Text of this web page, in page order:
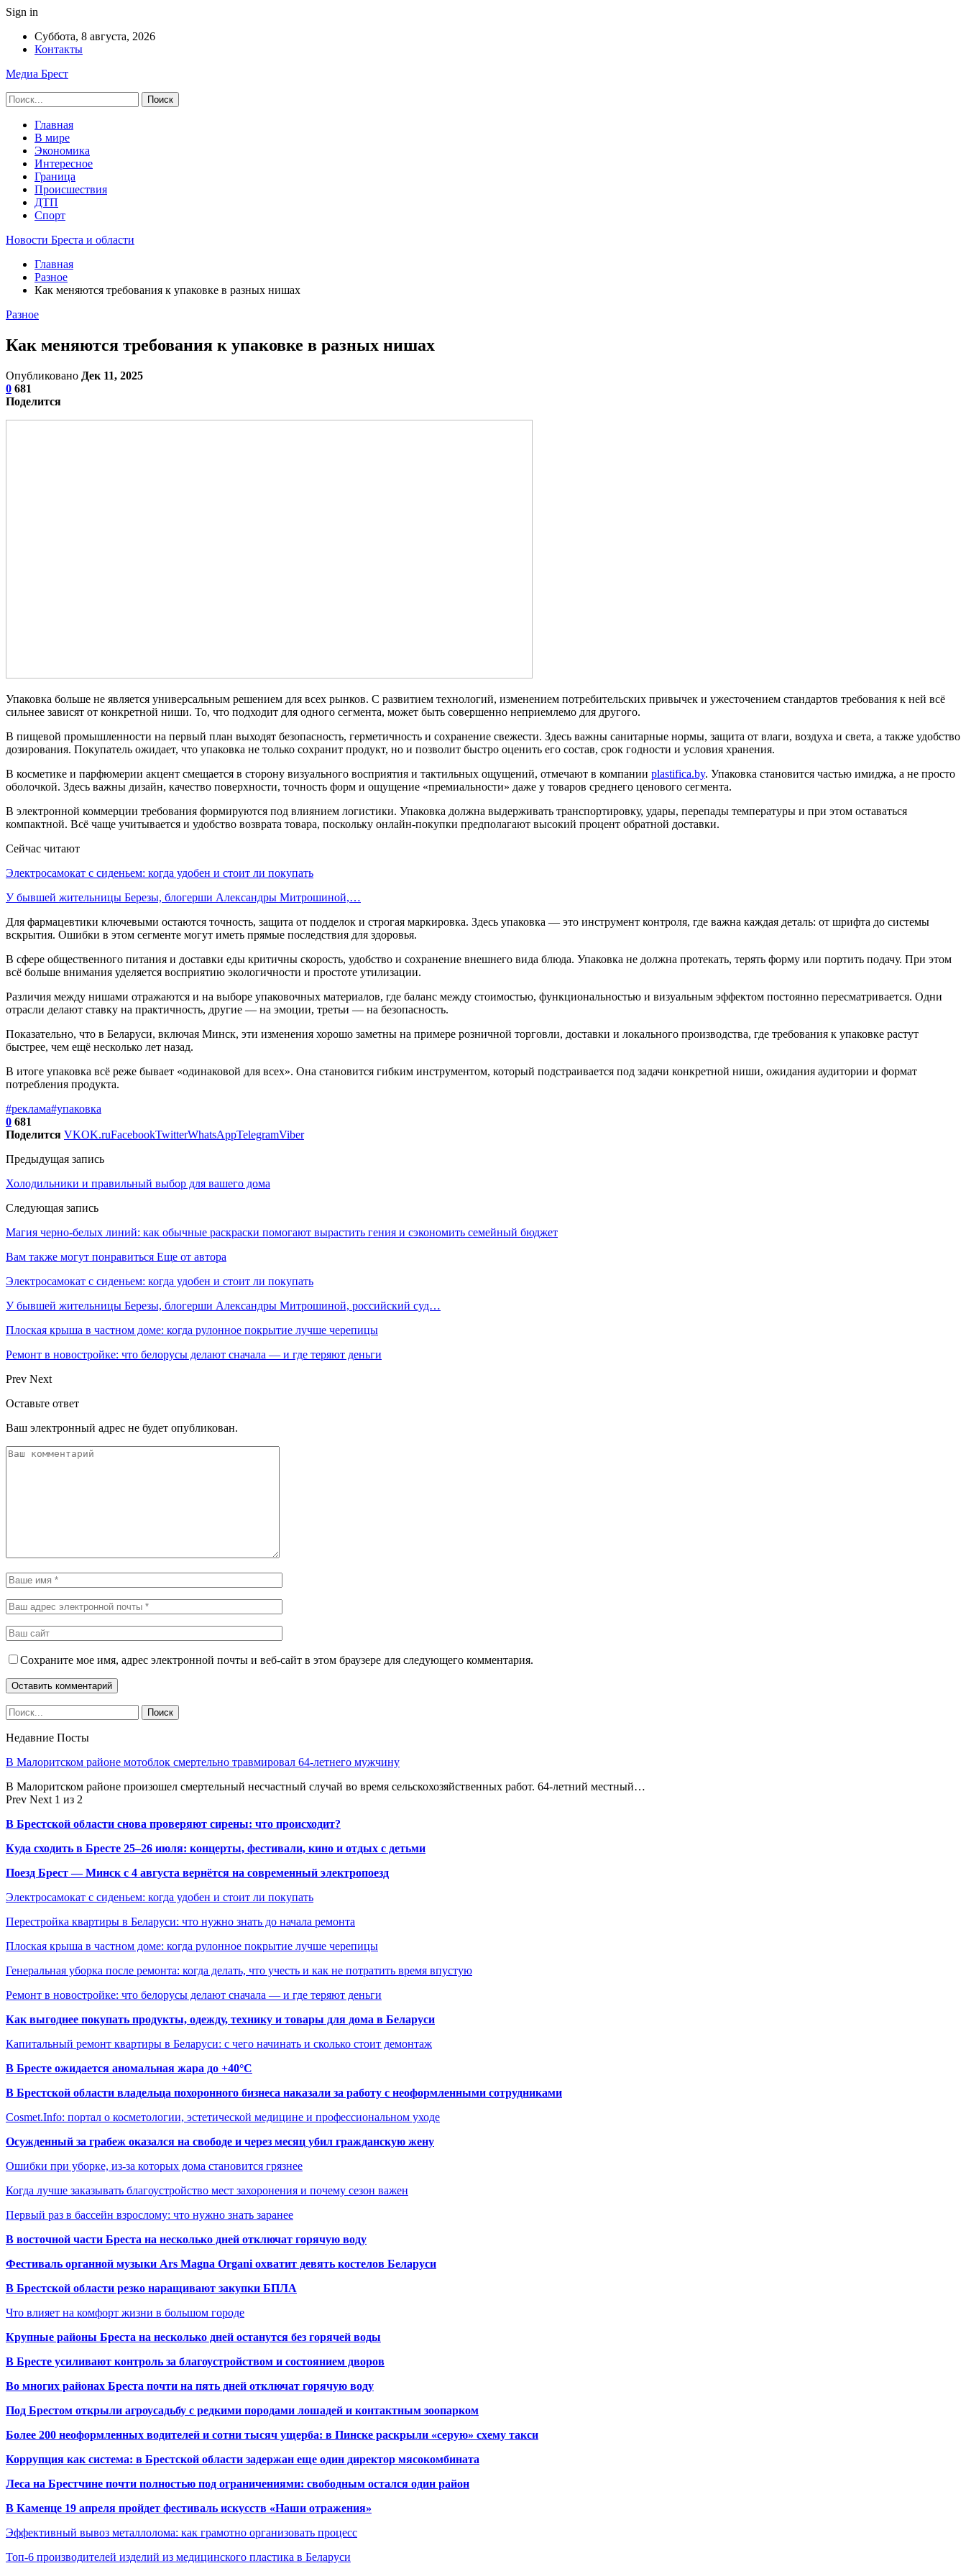
Sign in
Суббота, 8 августа, 2026
Контакты
Медиа Брест
Главная
В мире
Экономика
Интересное
Граница
Происшествия
ДТП
Спорт
Новости Бреста и области
Главная
Разное
Как меняются требования к упаковке в разных нишах
Разное
Как меняются требования к упаковке в разных нишах
Опубликовано Дек 11, 2025
0 681
Поделится
Упаковка больше не является универсальным решением для всех рынков. С развитием технологий, изменением потребительских привычек и ужесточением стандартов требования к ней всё
сильнее зависят от конкретной ниши. То, что подходит для одного сегмента, может быть совершенно неприемлемо для другого.
В пищевой промышленности на первый план выходят безопасность, герметичность и сохранение свежести. Здесь важны санитарные нормы, защита от влаги, воздуха и света, а также удобство
дозирования. Покупатель ожидает, что упаковка не только сохранит продукт, но и позволит быстро оценить его состав, срок годности и условия хранения.
В косметике и парфюмерии акцент смещается в сторону визуального восприятия и тактильных ощущений, отмечают в компании plastifica.by. Упаковка становится частью имиджа, а не просто
оболочкой. Здесь важны дизайн, качество поверхности, точность форм и ощущение «премиальности» даже у товаров среднего ценового сегмента.
В электронной коммерции требования формируются под влиянием логистики. Упаковка должна выдерживать транспортировку, удары, перепады температуры и при этом оставаться
компактной. Всё чаще учитывается и удобство возврата товара, поскольку онлайн-покупки предполагают высокий процент обратной доставки.
Сейчас читают
Электросамокат с сиденьем: когда удобен и стоит ли покупать
У бывшей жительницы Березы, блогерши Александры Митрошиной,…
Для фармацевтики ключевыми остаются точность, защита от подделок и строгая маркировка. Здесь упаковка — это инструмент контроля, где важна каждая деталь: от шрифта до системы
вскрытия. Ошибки в этом сегменте могут иметь прямые последствия для здоровья.
В сфере общественного питания и доставки еды критичны скорость, удобство и сохранение внешнего вида блюда. Упаковка не должна протекать, терять форму или портить подачу. При этом
всё больше внимания уделяется восприятию экологичности и простоте утилизации.
Различия между нишами отражаются и на выборе упаковочных материалов, где баланс между стоимостью, функциональностью и визуальным эффектом постоянно пересматривается. Одни
отрасли делают ставку на практичность, другие — на эмоции, третьи — на безопасность.
Показательно, что в Беларуси, включая Минск, эти изменения хорошо заметны на примере розничной торговли, доставки и локального производства, где требования к упаковке растут
быстрее, чем ещё несколько лет назад.
В итоге упаковка всё реже бывает «одинаковой для всех». Она становится гибким инструментом, который подстраивается под задачи конкретной ниши, ожидания аудитории и формат
потребления продукта.
#реклама#упаковка
0 681
Поделится VKOK.ruFacebookTwitterWhatsAppTelegramViber
Предыдущая запись
Холодильники и правильный выбор для вашего дома
Следующая запись
Магия черно-белых линий: как обычные раскраски помогают вырастить гения и сэкономить семейный бюджет
Вам также могут понравиться Еще от автора
Электросамокат с сиденьем: когда удобен и стоит ли покупать
У бывшей жительницы Березы, блогерши Александры Митрошиной, российский суд…
Плоская крыша в частном доме: когда рулонное покрытие лучше черепицы
Ремонт в новостройке: что белорусы делают сначала — и где теряют деньги
Prev Next
Оставьте ответ
Ваш электронный адрес не будет опубликован.
Сохраните мое имя, адрес электронной почты и веб-сайт в этом браузере для следующего комментария.
Недавние Посты
В Малоритском районе мотоблок смертельно травмировал 64-летнего мужчину
В Малоритском районе произошел смертельный несчастный случай во время сельскохозяйственных работ. 64-летний местный…
Prev Next 1 из 2
В Брестской области снова проверяют сирены: что происходит?
Куда сходить в Бресте 25–26 июля: концерты, фестивали, кино и отдых с детьми
Поезд Брест — Минск с 4 августа вернётся на современный электропоезд
Электросамокат с сиденьем: когда удобен и стоит ли покупать
Перестройка квартиры в Беларуси: что нужно знать до начала ремонта
Плоская крыша в частном доме: когда рулонное покрытие лучше черепицы
Генеральная уборка после ремонта: когда делать, что учесть и как не потратить время впустую
Ремонт в новостройке: что белорусы делают сначала — и где теряют деньги
Как выгоднее покупать продукты, одежду, технику и товары для дома в Беларуси
Капитальный ремонт квартиры в Беларуси: с чего начинать и сколько стоит демонтаж
В Бресте ожидается аномальная жара до +40°C
В Брестской области владельца похоронного бизнеса наказали за работу с неоформленными сотрудниками
Cosmet.Info: портал о косметологии, эстетической медицине и профессиональном уходе
Осужденный за грабеж оказался на свободе и через месяц убил гражданскую жену
Ошибки при уборке, из-за которых дома становится грязнее
Когда лучше заказывать благоустройство мест захоронения и почему сезон важен
Первый раз в бассейн взрослому: что нужно знать заранее
В восточной части Бреста на несколько дней отключат горячую воду
Фестиваль органной музыки Ars Magna Organi охватит девять костелов Беларуси
В Брестской области резко наращивают закупки БПЛА
Что влияет на комфорт жизни в большом городе
Крупные районы Бреста на несколько дней останутся без горячей воды
В Бресте усиливают контроль за благоустройством и состоянием дворов
Во многих районах Бреста почти на пять дней отключат горячую воду
Под Брестом открыли агроусадьбу с редкими породами лошадей и контактным зоопарком
Более 200 неоформленных водителей и сотни тысяч ущерба: в Пинске раскрыли «серую» схему такси
Коррупция как система: в Брестской области задержан еще один директор мясокомбината
Леса на Брестчине почти полностью под ограничениями: свободным остался один район
В Каменце 19 апреля пройдет фестиваль искусств «Наши отражения»
Эффективный вывоз металлолома: как грамотно организовать процесс
Топ-6 производителей изделий из медицинского пластика в Беларуси